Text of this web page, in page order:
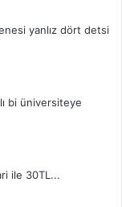
yanlız dört detsi
bi üniversiteye
ile 30TL...